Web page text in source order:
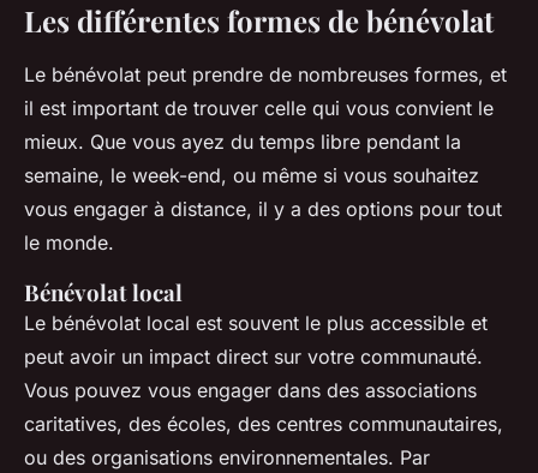
Les différentes formes de bénévolat
Le bénévolat peut prendre de nombreuses formes, et
il est important de trouver celle qui vous convient le
mieux. Que vous ayez du temps libre pendant la
semaine, le week-end, ou même si vous souhaitez
vous engager à distance, il y a des options pour tout
le monde.
Bénévolat local
Le bénévolat local est souvent le plus accessible et
peut avoir un impact direct sur votre communauté.
Vous pouvez vous engager dans des associations
caritatives, des écoles, des centres communautaires,
ou des organisations environnementales. Par